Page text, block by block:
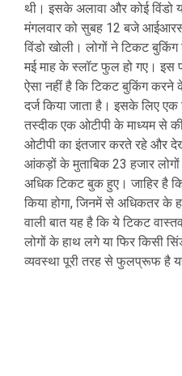
थी। इसके अलावा और कोई विंडो
मंगलवार को सुबह 12 बजे
विंडो खोली। लोगों ने टिकट
मई माह के स्लॉट फुल हो गए। इस
ऐसा नहीं है कि टिकट बुकिंग
दर्ज किया जाता है। इसके लिए एक
तस्दीक एक ओटीपी के माध्यम से
ओटीपी का इंतजार करते रहे और
आंकड़ों के मुताबिक 23 हजार
अधिक टिकट बुक हुए। जाहिर है
किया होगा, जिनमें से अधिकतर के
वाली बात यह है कि ये टिकट
लोगों के हाथ लगे या फिर किसी
व्यवस्था पूरी तरह से फुलप्रूफ है